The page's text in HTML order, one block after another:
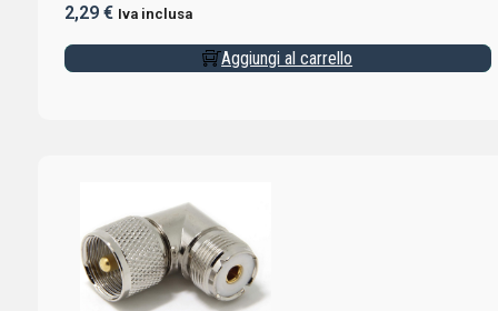
2,29 € Iva inclusa
Aggiungi al carrello